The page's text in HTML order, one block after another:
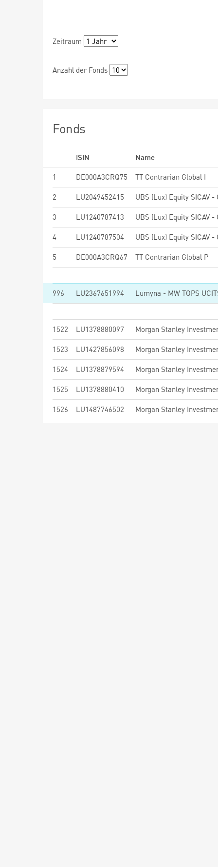
Zeitraum
Anzahl der Fonds
Fonds
ISIN
Name
1
DE000A3CRQ75 TT Contrarian Global I
2 LU2049452415
3 LU1240787413
4 LU1240787504
5 DE000A3CRQ67 TT Contrarian Global P
996 LU2367651994 Lumyna - MW TOPS
1522 LU1378880097
1523 LU1427856098
1524 LU1378879594
1525 LU1378880410
1526 LU1487746502